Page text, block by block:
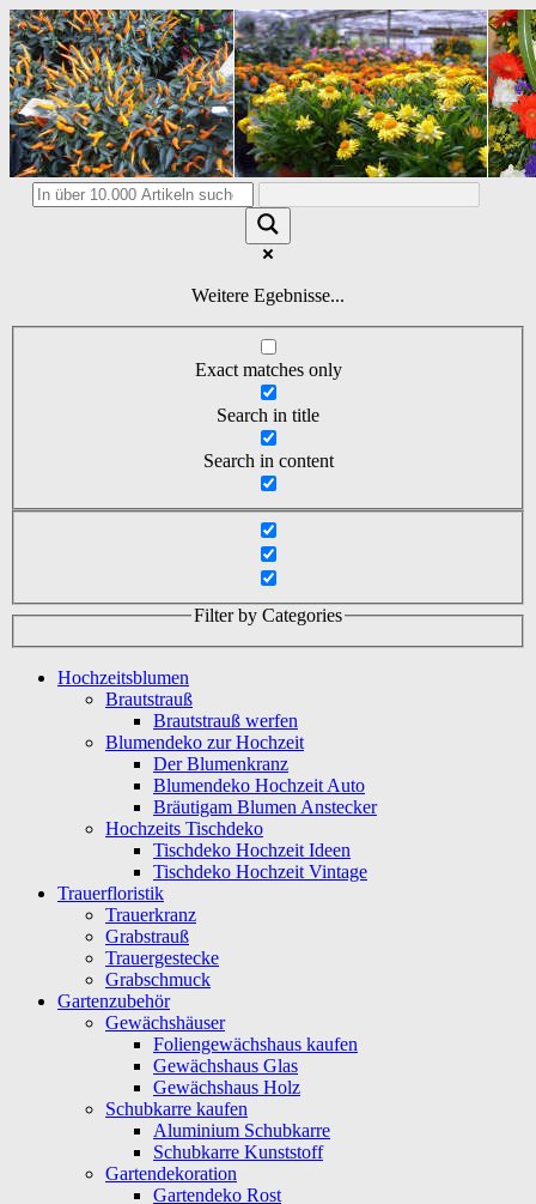
Weitere Egebnisse...
Exact matches only
Search in title
Search in content
Filter by Categories
Hochzeitsblumen
Brautstrauß
Brautstrauß werfen
Blumendeko zur Hochzeit
Der Blumenkranz
Blumendeko Hochzeit Auto
Bräutigam Blumen Anstecker
Hochzeits Tischdeko
Tischdeko Hochzeit Ideen
Tischdeko Hochzeit Vintage
Trauerfloristik
Trauerkranz
Grabstrauß
Trauergestecke
Grabschmuck
Gartenzubehör
Gewächshäuser
Foliengewächshaus kaufen
Gewächshaus Glas
Gewächshaus Holz
Schubkarre kaufen
Aluminium Schubkarre
Schubkarre Kunststoff
Gartendekoration
Gartendeko Rost